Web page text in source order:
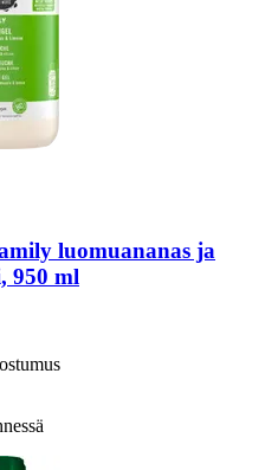
luomuananas ja
950 ml